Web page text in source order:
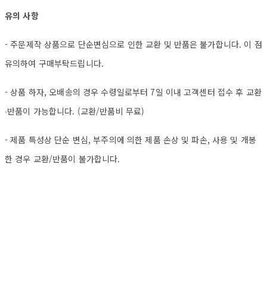
유의 사항
- 주문제작 상품으로 단순변심으로 인한 교환 및 반품은 불가합니다. 이 점
유의하여 구매부탁드립니다.
- 상품 하자, 오배송의 경우 수령일로부터 7일 이내 고객센터 접수 후 교환
∙반품이 가능합니다. (교환/반품비 무료)
- 제품 특성상 단순 변심, 부주의에 의한 제품 손상 및 파손, 사용 및 개봉
한 경우 교환/반품이 불가합니다.